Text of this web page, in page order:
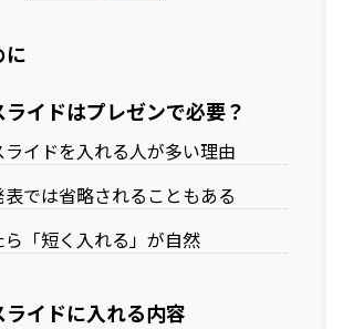
に
イドはプレゼンで必要？
ライドを入れる人が多い理由
表では省略されることもある
ら「短く入れる」が自然
ライドに入れる内容